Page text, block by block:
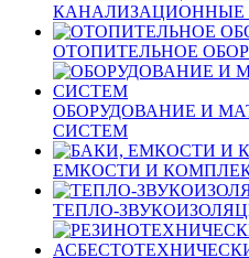
КАНАЛИЗАЦИОННЫЕ
ОТОПИТЕЛЬНОЕ
ОБОРУДОВАНИЕ И
СИСТЕМ
ЕМКОСТИ И
ТЕПЛО-